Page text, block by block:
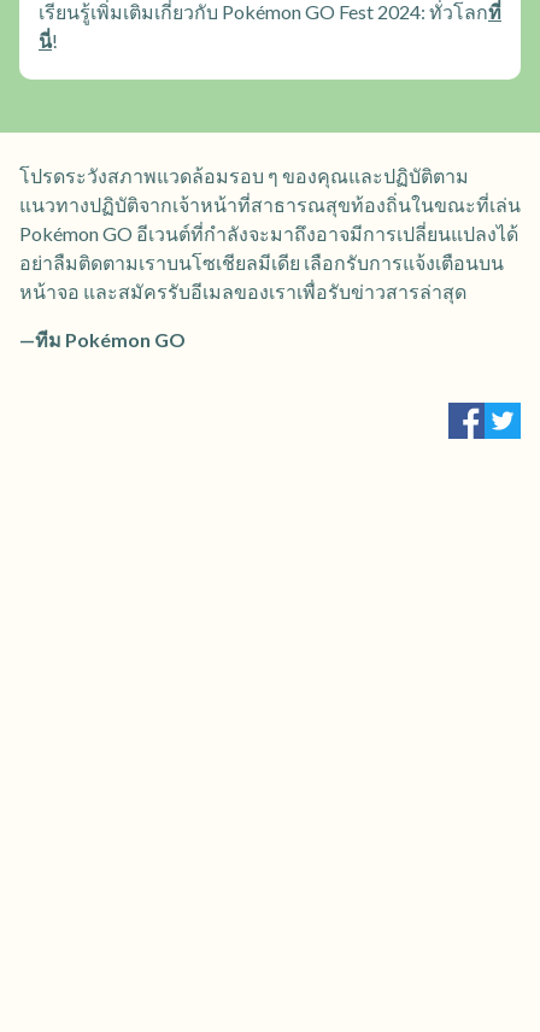
เรียนรู้เพิ่มเติมเกี่ยวกับ Pokémon GO Fest 2024: ทั่วโลกที่
นี่!
โปรดระวังสภาพแวดล้อมรอบ ๆ ของคุณและปฏิบัติตาม
แนวทางปฏิบัติจากเจ้าหน้าที่สาธารณสุขท้องถิ่นในขณะที่เล่น
Pokémon GO อีเวนต์ที่กำลังจะมาถึงอาจมีการเปลี่ยนแปลงได้
อย่าลืมติดตามเราบนโซเชียลมีเดีย เลือกรับการแจ้งเตือนบน
หน้าจอ และสมัครรับอีเมลของเราเพื่อรับข่าวสารล่าสุด
—ทีม Pokémon GO